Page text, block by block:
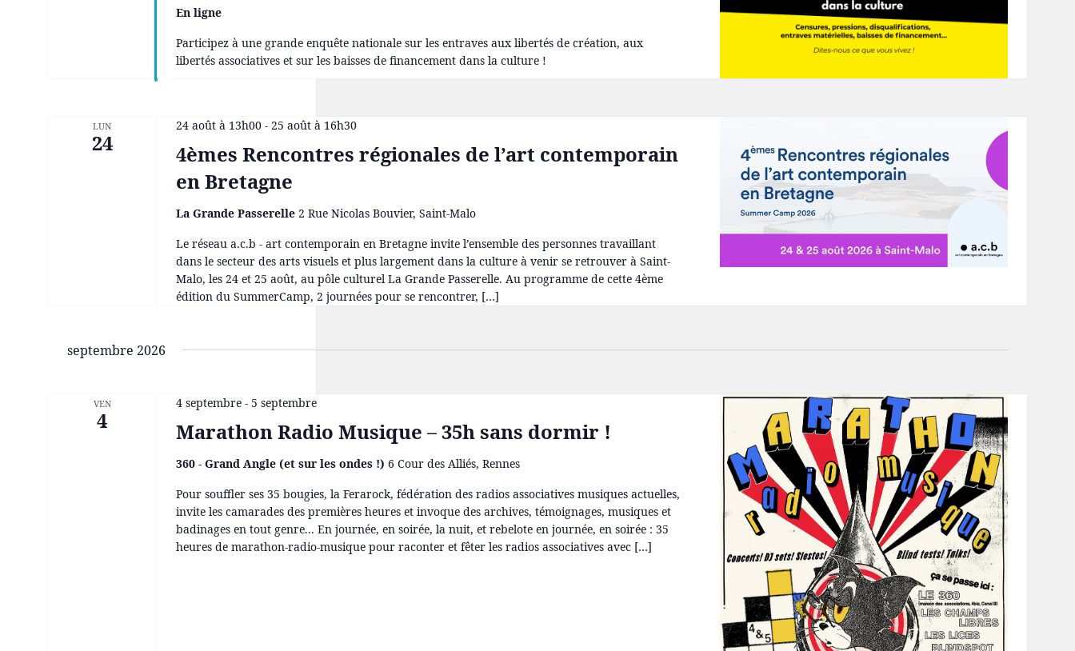
En ligne
Participez à une grande enquête nationale sur les entraves aux libertés de création, aux
libertés associatives et sur les baisses de financement dans la culture !
LUN
24
4èmes Rencontres régionales de l’art contemporain
en Bretagne
24 août à 13h00- 25 août à 16h30
La Grande Passerelle 2 Rue Nicolas Bouvier, Saint-Malo
Le réseau a.c.b - art contemporain en Bretagne invite l’ensemble des personnes travaillant
dans le secteur des arts visuels et plus largement dans la culture à venir se retrouver à Saint-
Malo, les 24 et 25 août, au pôle culturel La Grande Passerelle. Au programme de cette 4ème
édition du SummerCamp, 2 journées pour se rencontrer, […]
septembre 2026
VEN
4 Marathon Radio Musique – 35h sans dormir !
4 septembre- 5 septembre
360 - Grand Angle (et sur les ondes !) 6 Cour des Alliés, Rennes
Pour souffler ses 35 bougies, la Ferarock, fédération des radios associatives musiques actuelles,
invite les camarades des premières heures et invoque des archives, témoignages, musiques et
badinages en tout genre... En journée, en soirée, la nuit, et rebelote en journée, en soirée : 35
heures de marathon-radio-musique pour raconter et fêter les radios associatives avec […]